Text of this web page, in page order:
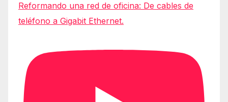
Reformando una red de oficina: De cables de
teléfono a Gigabit Ethernet.